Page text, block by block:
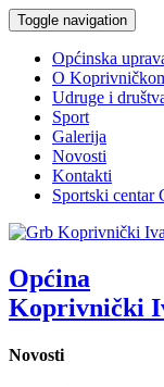
Toggle navigation
Općinska
O
Udruge i
Sport
Galerija
Novosti
Kontakti
Sportski centar
Općina
Koprivnički
Novosti